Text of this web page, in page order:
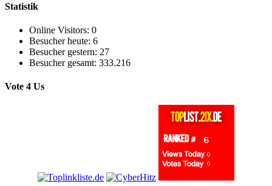
Statistik
Online Visitors: 0
Besucher heute: 6
Besucher gestern: 27
Besucher gesamt: 333.216
Vote 4 Us